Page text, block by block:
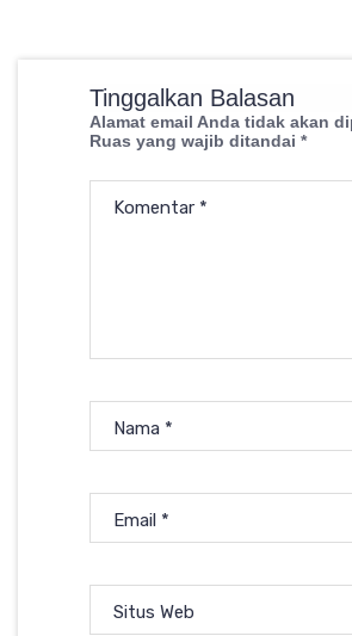
Tinggalkan Balasan
Alamat email Anda tidak akan
Ruas yang wajib ditandai *
Komentar *
Nama *
Email *
Situs Web